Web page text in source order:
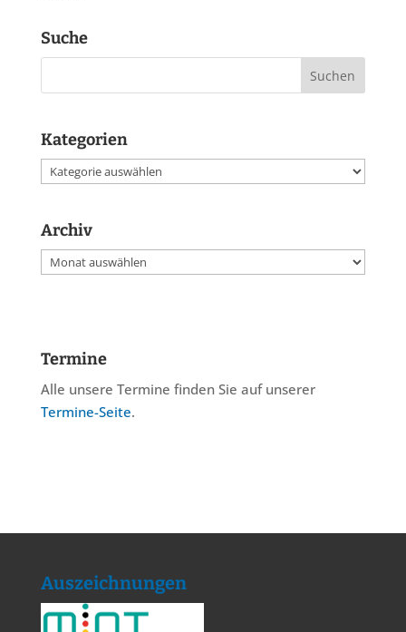
Suche
Kategorien
Kategorien
Archiv
Archiv
Termine
Alle unsere Termine finden Sie auf unserer
Termine-Seite.
Auszeichnungen